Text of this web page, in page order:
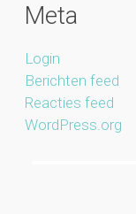
Meta
Login
Berichten feed
Reacties feed
WordPress.org